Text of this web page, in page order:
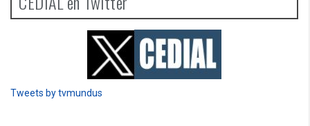
Tweets by tvmundus